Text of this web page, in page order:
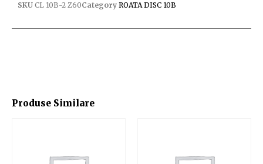
Produse Similare
SKU CL 10B-2 Z60Category ROATA DISC 10B